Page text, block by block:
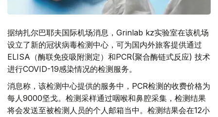
据纳扎尔巴耶夫国际机场消息，Grinlab kz实验室在该机场
设立了新的冠状病毒检测中心，可为国内外旅客提供通过
ELISA（酶联免疫吸附测定）和PCR(聚合酶链式反应) 技术
进行COVID-19感染情况的检测服务。
消息称，该检测中心提供的服务中，PCR检测的收费价格为
每人9000坚戈。检测采样通过咽喉和鼻腔采集，检测结果
将会发送至被检测人员的个人邮箱当中。检测结果会在12小